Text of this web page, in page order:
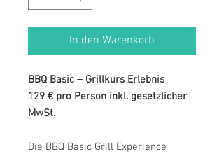
In den Warenkorb
BBQ Basic – Grillkurs Erlebnis
129 € pro Person inkl. gesetzlicher
MwSt.
Die BBQ Basic Grill Experience